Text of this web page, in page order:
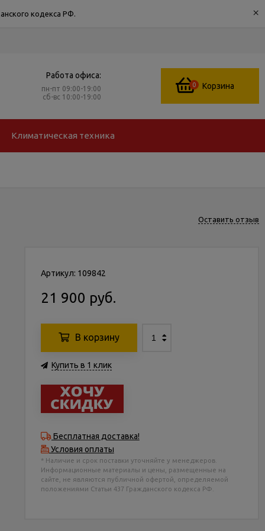
кодекса РФ. ×
Работа офиса:
пн-пт 09:00-19:00
сб-вс 10:00-19:00
0 Корзина
Климатическая техника
Оставить отзыв
Артикул: 109842
21 900 руб.
В корзину
Купить в 1 клик
Бесплатная доставка!
Условия оплаты
* Наличие и срок поставки уточняйте у менеджеров.
Информационные материалы и цены, размещенные на
сайте, не являются публичной офертой, определяемой
положениями Статьи 437 Гражданского кодекса РФ.